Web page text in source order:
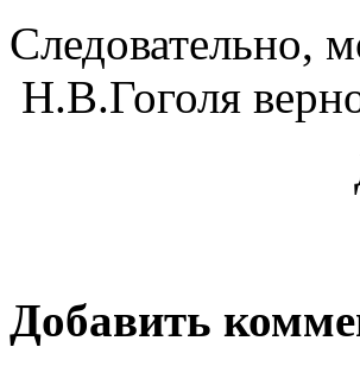
Следовательно,
Н.В.Гоголя
Добавить